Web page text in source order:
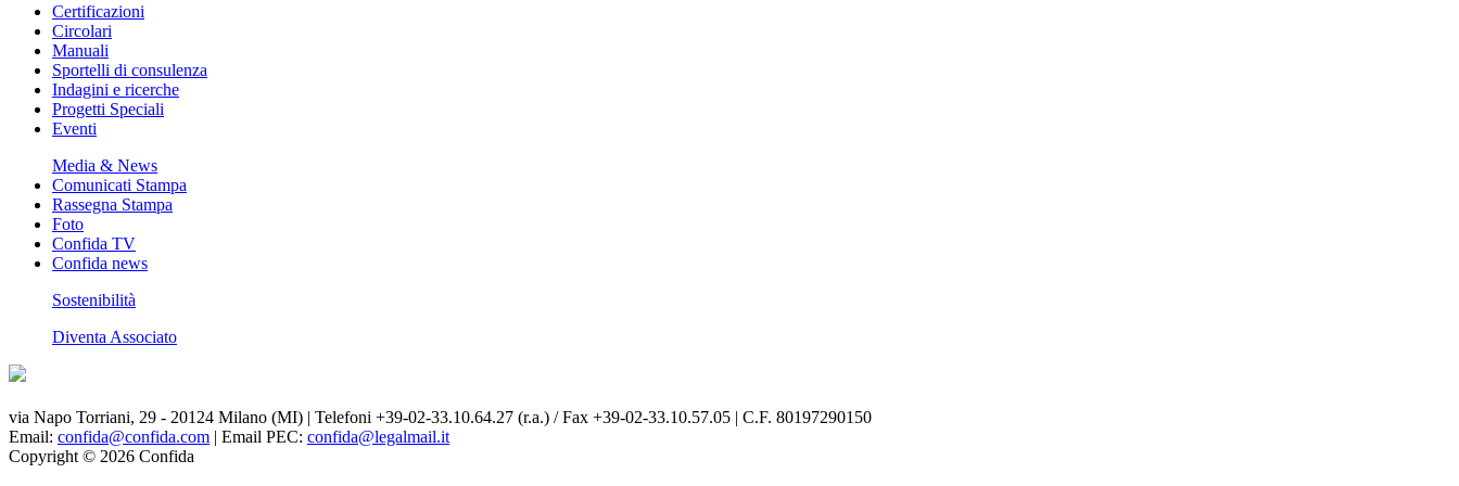
Certificazioni
Circolari
Manuali
Sportelli di consulenza
Indagini e ricerche
Progetti Speciali
Eventi
Media & News
Comunicati Stampa
Rassegna Stampa
Foto
Confida TV
Confida news
Sostenibilità
Diventa Associato
via Napo Torriani, 29 - 20124 Milano (MI) | Telefoni +39-02-33.10.64.27 (r.a.) / Fax +39-02-33.10.57.05 | C.F. 80197290150
Email: confida@confida.com | Email PEC: confida@legalmail.it
Copyright © 2026 Confida